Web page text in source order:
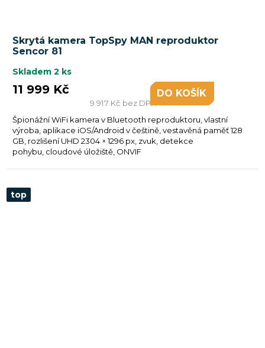
Skrytá kamera TopSpy MAN reproduktor
Sencor 81
Skladem 2 ks
9 917 Kč bez DPH
11 999 Kč DO KOŠÍKU
Špionážní WiFi kamera v Bluetooth reproduktoru, vlastní
výroba, aplikace iOS/Android v češtině, vestavěná paměť 128
GB, rozlišení UHD 2304 × 1296 px, zvuk, detekce
pohybu, cloudové úložiště, ONVIF
top